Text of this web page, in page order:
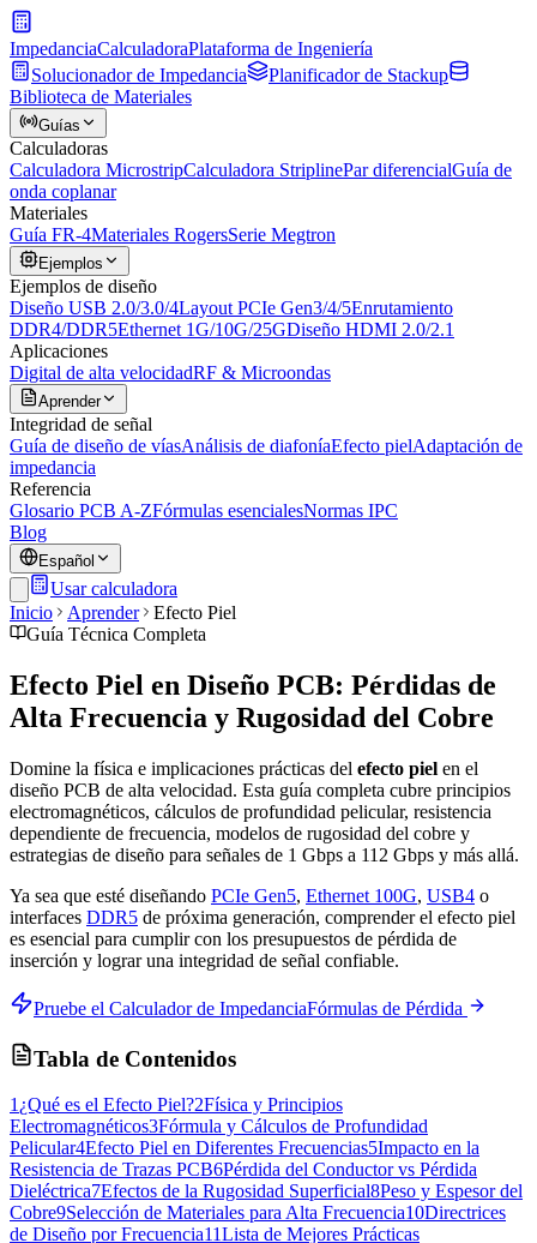
ImpedanciaCalculadoraPlataforma de Ingeniería
Solucionador de Impedancia
Planificador de Stackup
Biblioteca de Materiales
Guías
Calculadoras
Calculadora MicrostripCalculadora StriplinePar diferencialGuía de
onda coplanar
Materiales
Guía FR-4Materiales RogersSerie Megtron
Ejemplos
Ejemplos de diseño
Diseño USB 2.0/3.0/4Layout PCIe Gen3/4/5Enrutamiento
DDR4/DDR5Ethernet 1G/10G/25GDiseño HDMI 2.0/2.1
Aplicaciones
Digital de alta velocidadRF & Microondas
Aprender
Integridad de señal
Guía de diseño de víasAnálisis de diafoníaEfecto pielAdaptación de
impedancia
Referencia
Glosario PCB A-ZFórmulas esencialesNormas IPC
Blog
Español
Usar calculadora
Inicio
Aprender
Efecto Piel
Guía Técnica Completa
Efecto Piel en Diseño PCB: Pérdidas de
Alta Frecuencia y Rugosidad del Cobre
Domine la física e implicaciones prácticas del efecto piel en el
diseño PCB de alta velocidad. Esta guía completa cubre principios
electromagnéticos, cálculos de profundidad pelicular, resistencia
dependiente de frecuencia, modelos de rugosidad del cobre y
estrategias de diseño para señales de 1 Gbps a 112 Gbps y más allá.
Ya sea que esté diseñando PCIe Gen5, Ethernet 100G, USB4 o
interfaces DDR5 de próxima generación, comprender el efecto piel
es esencial para cumplir con los presupuestos de pérdida de
inserción y lograr una integridad de señal confiable.
Pruebe el Calculador de ImpedanciaFórmulas de Pérdida
Tabla de Contenidos
1 ¿Qué es el Efecto Piel?2Física y Principios
Electromagnéticos3Fórmula y Cálculos de Profundidad
Pelicular4Efecto Piel en Diferentes Frecuencias5Impacto en la
Resistencia de Trazas PCB6Pérdida del Conductor vs Pérdida
Dieléctrica7Efectos de la Rugosidad Superficial8Peso y Espesor del
Cobre9Selección de Materiales para Alta Frecuencia10Directrices
de Diseño por Frecuencia11Lista de Mejores Prácticas